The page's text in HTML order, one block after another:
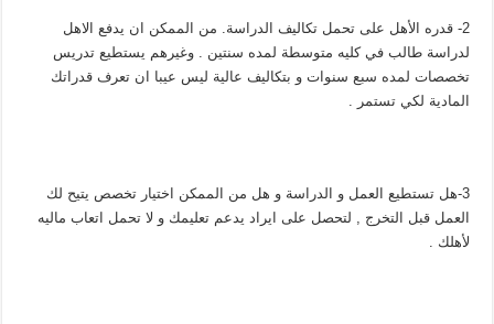
2- قدره الأهل على تحمل تكاليف الدراسة. من الممكن ان يدفع الاهل
لدراسة طالب في كليه متوسطة لمده سنتين . وغيرهم يستطيع تدريس
تخصصات لمده سبع سنوات و بتكاليف عالية ليس عيبا ان تعرف قدراتك
المادية لكي تستمر .
3-هل تستطيع العمل و الدراسة و هل من الممكن اختيار تخصص يتيح لك
العمل قبل التخرج , لتحصل على ايراد يدعم تعليمك و لا تحمل اتعاب ماليه
لأهلك .